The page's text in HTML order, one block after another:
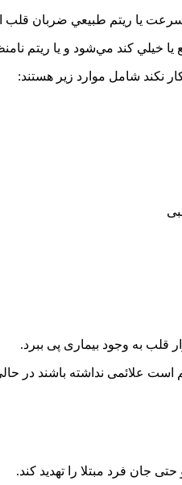
سرعت يا ريتم طبيعي ضربان
خيلي کند مي‌شود و يا ريتم
نکند شامل موارد زیر هستند:
قلب به وجود بیماری پی ببرد.
علائمی نداشته باشند در
جان فرد مبتلا را تهديد کند.